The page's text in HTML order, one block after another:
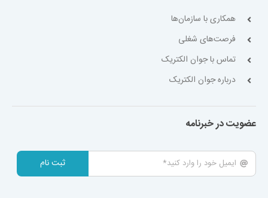
همکاری با سازمان‌ها
فرصت‌های شغلی
تماس با جوان الکتریک
درباره جوان الکتریک
عضویت در خبرنامه
ثبت نام